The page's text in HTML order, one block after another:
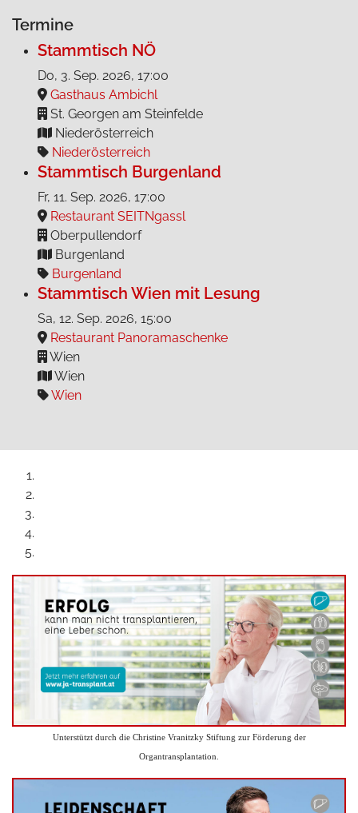
Termine
Stammtisch NÖ
Do, 3. Sep. 2026, 17:00
Gasthaus Ambichl
St. Georgen am Steinfelde
Niederösterreich
Niederösterreich
Stammtisch Burgenland
Fr, 11. Sep. 2026, 17:00
Restaurant SEITNgassl
Oberpullendorf
Burgenland
Burgenland
Stammtisch Wien mit Lesung
Sa, 12. Sep. 2026, 15:00
Restaurant Panoramaschenke
Wien
Wien
Wien
Unterstützt durch die Christine Vranitzky Stiftung zur Förderung der
Organtransplantation.